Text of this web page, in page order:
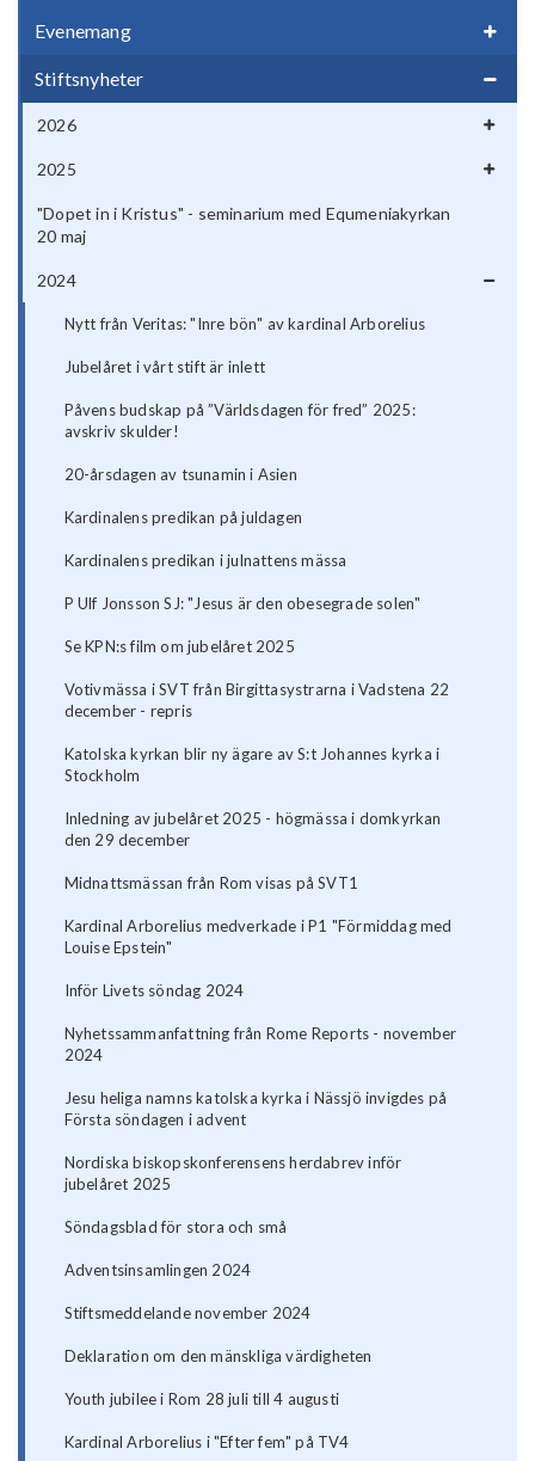
Evenemang
Stiftsnyheter
2026
2025
"Dopet in i Kristus" - seminarium med Equmeniakyrkan
20 maj
2024
Nytt från Veritas: "Inre bön" av kardinal Arborelius
Jubelåret i vårt stift är inlett
Påvens budskap på ”Världsdagen för fred” 2025:
avskriv skulder!
20-årsdagen av tsunamin i Asien
Kardinalens predikan på juldagen
Kardinalens predikan i julnattens mässa
P Ulf Jonsson SJ: "Jesus är den obesegrade solen"
Se KPN:s film om jubelåret 2025
Votivmässa i SVT från Birgittasystrarna i Vadstena 22
december - repris
Katolska kyrkan blir ny ägare av S:t Johannes kyrka i
Stockholm
Inledning av jubelåret 2025 - högmässa i domkyrkan
den 29 december
Midnattsmässan från Rom visas på SVT1
Kardinal Arborelius medverkade i P1 "Förmiddag med
Louise Epstein"
Inför Livets söndag 2024
Nyhetssammanfattning från Rome Reports - november
2024
Jesu heliga namns katolska kyrka i Nässjö invigdes på
Första söndagen i advent
Nordiska biskopskonferensens herdabrev inför
jubelåret 2025
Söndagsblad för stora och små
Adventsinsamlingen 2024
Stiftsmeddelande november 2024
Deklaration om den mänskliga värdigheten
Youth jubilee i Rom 28 juli till 4 augusti
Kardinal Arborelius i "Efter fem" på TV4